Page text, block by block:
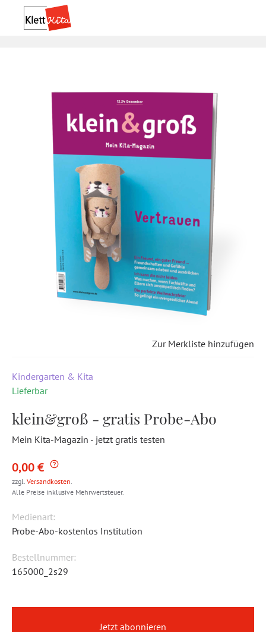
Zur Merkliste hinzufügen
Kindergarten & Kita
Lieferbar
klein&groß - gratis Probe-Abo
Mein Kita-Magazin - jetzt gratis testen
0,00 €
zzgl. Versandkosten.
Alle Preise inklusive Mehrwertsteuer.
Medienart:
Probe-Abo-kostenlos Institution
Bestellnummer:
165000_2s29
Jetzt abonnieren